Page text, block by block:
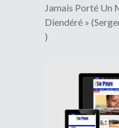
Jamais Porté Un
Diendéré »
)